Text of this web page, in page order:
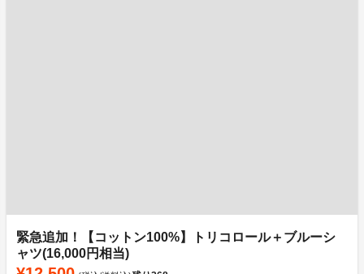
緊急追加！【コットン100%】トリコロール＋ブルーシ
ャツ(16,000円相当)